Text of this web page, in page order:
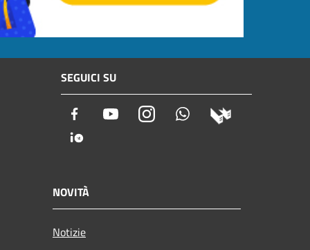
SEGUICI SU
Facebook YoutubeInstagramWhatsapp
NOVITÀ
Notizie